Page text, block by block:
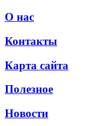
О нас
Контакты
Карта сайта
Полезное
Новости